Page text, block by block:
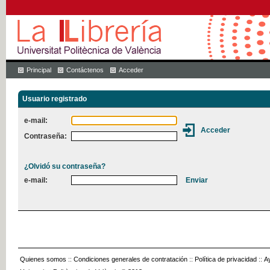
Principal Contáctenos Acceder
Usuario registrado
e-mail:
Contraseña:
¿Olvidó su contraseña?
e-mail:
Quienes somos :: Condiciones generales de contratación :: Política de privacidad ::